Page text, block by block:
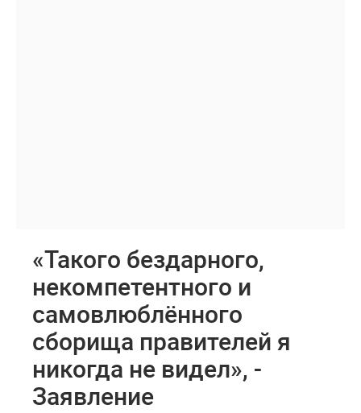
«Такого бездарного,
некомпетентного и
самовлюблённого
сборища правителей я
никогда не видел», -
Заявление